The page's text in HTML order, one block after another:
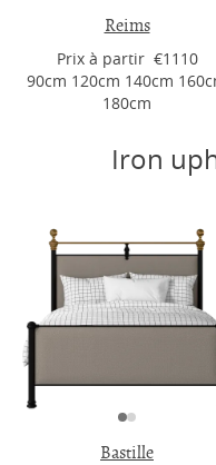
Reims
Prix ​​à partir €1110
90cm 120cm 140cm
180cm
Iron
Bastille